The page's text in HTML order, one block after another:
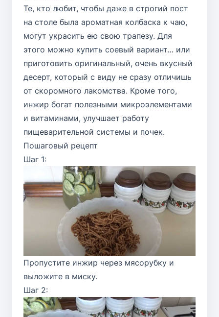
Те, кто любит, чтобы даже в строгий пост
на столе была ароматная колбаска к чаю,
могут украсить ею свою трапезу. Для
этого можно купить соевый вариант… или
приготовить оригинальный, очень вкусный
десерт, который с виду не сразу отличишь
от скоромного лакомства. Кроме того,
инжир богат полезными микроэлементами
и витаминами, улучшает работу
пищеварительной системы и почек.
Пошаговый рецепт
Шаг 1:
Пропустите инжир через мясорубку и
выложите в миску.
Шаг 2: